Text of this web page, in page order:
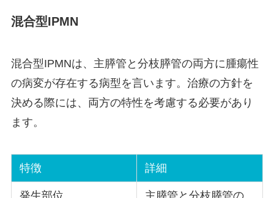
混合型IPMN
混合型IPMNは、主膵管と分枝膵管の両方に腫瘍性
の病変が存在する病型を言います。治療の方針を
決める際には、両方の特性を考慮する必要があり
ます。
特徴 詳細